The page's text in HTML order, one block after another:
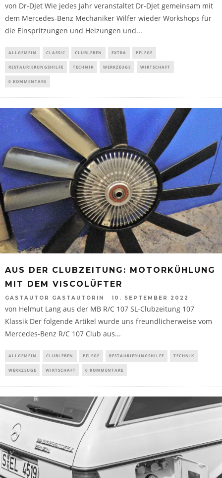
von Dr-DJet Wie jedes Jahr veranstaltet Dr-DJet gemeinsam mit
dem Mercedes-Benz Mechaniker Wilfer wieder Workshops für
die Einspritzungen und Heizungen und...
ALLGEMEIN CLASSIC CLUBLEBEN EXTRA PFLEGE
RESTAURIERUNGSHILFE TECHNIK WERKZEUGE WIRTSCHAFT
0 KOMMENTARE
AUS DER CLUBZEITUNG: MOTORKÜHLUNG
MIT DEM VISCOLÜFTER
GASTAUTOR GASTAUTORIN 10. SEPTEMBER 2022
von Helmut Lang aus der MB R/C 107 SL-Clubzeitung 107
Klassik Der folgende Artikel wurde uns freundlicherweise vom
Mercedes-Benz R/C 107 Club aus...
ALLGEMEIN CLUBLEBEN PFLEGE RESTAURIERUNGSHILFE TECHNIK
WERKZEUGE WIRTSCHAFT 0 KOMMENTARE